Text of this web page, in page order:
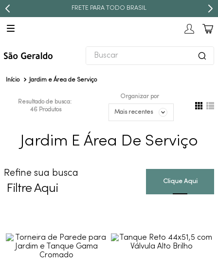
FRETE PARA TODO BRASIL
Buscar
Jardim e Área de Serviço
Resultado de busca:
46 Produtos
Organizar por
Mais recentes
Jardim E Área De Serviço
Refine sua busca
Filtre Aqui
TERMOS MAIS BUSCADOS
torneira
deca acabamento registro
6º
atlas
7º
red gold
10º grafite escovado